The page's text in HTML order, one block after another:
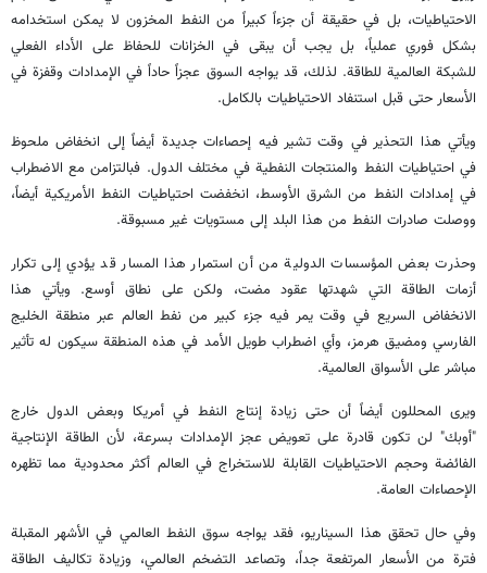
الاحتياطيات، بل في حقيقة أن جزءاً كبيراً من النفط المخزون لا يمكن استخدامه
بشكل فوري عملياً، بل يجب أن يبقى في الخزانات للحفاظ على الأداء الفعلي
للشبكة العالمية للطاقة. لذلك، قد يواجه السوق عجزاً حاداً في الإمدادات وقفزة في
الأسعار حتى قبل استنفاد الاحتياطيات بالكامل.
ويأتي هذا التحذير في وقت تشير فيه إحصاءات جديدة أيضاً إلى انخفاض ملحوظ
في احتياطيات النفط والمنتجات النفطية في مختلف الدول. فبالتزامن مع الاضطراب
في إمدادات النفط من الشرق الأوسط، انخفضت احتياطيات النفط الأمريكية أيضاً،
ووصلت صادرات النفط من هذا البلد إلى مستويات غير مسبوقة.
وحذرت بعض المؤسسات الدولية من أن استمرار هذا المسار قد يؤدي إلى تكرار
أزمات الطاقة التي شهدتها عقود مضت، ولكن على نطاق أوسع. ويأتي هذا
الانخفاض السريع في وقت يمر فيه جزء كبير من نفط العالم عبر منطقة الخليج
الفارسي ومضيق هرمز، وأي اضطراب طويل الأمد في هذه المنطقة سيكون له تأثير
مباشر على الأسواق العالمية.
ويرى المحللون أيضاً أن حتى زيادة إنتاج النفط في أمريكا وبعض الدول خارج
"أوبك" لن تكون قادرة على تعويض عجز الإمدادات بسرعة، لأن الطاقة الإنتاجية
الفائضة وحجم الاحتياطيات القابلة للاستخراج في العالم أكثر محدودية مما تظهره
الإحصاءات العامة.
وفي حال تحقق هذا السيناريو، فقد يواجه سوق النفط العالمي في الأشهر المقبلة
فترة من الأسعار المرتفعة جداً، وتصاعد التضخم العالمي، وزيادة تكاليف الطاقة